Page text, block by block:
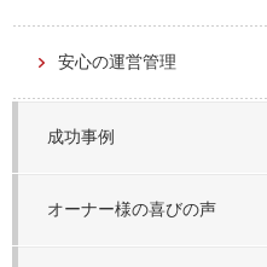
安心の運営管理
成功事例
オーナー様の喜びの声